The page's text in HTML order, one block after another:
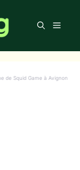
Menu
de Squid Game à Avignon